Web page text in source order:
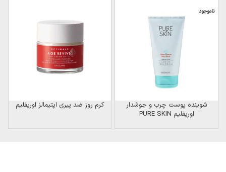
ناموجود
شوینده پوست چرب و جوشدار
اوریفلیم PURE SKIN
کرم روز ضد پیری اپتیمالز اوریفلیم